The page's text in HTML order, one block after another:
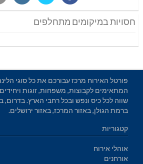
חסויות במיקומים מתחלפים
פורטל האירוח מרכז עבורכם את כל סוגי
המתאימים לקבוצות, משפחות, זוגות ויחידים
שווה לכל כיס ונפש ובכל רחבי הארץ. בדרום,
ברמת הגולן, באזור המרכז, באזור ירושלים.
קטגוריות
אוהלי אירוח
אורחנים